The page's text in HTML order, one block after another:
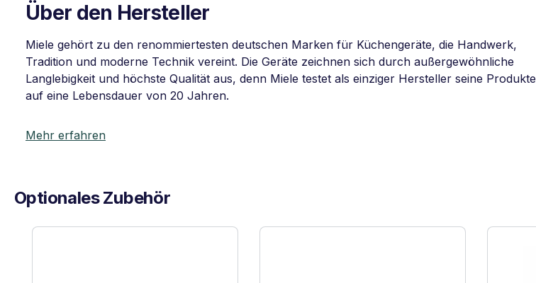
Über den Hersteller
Miele gehört zu den renommiertesten deutschen Marken für Küchengeräte, die Handwerk,
Tradition und moderne Technik vereint. Die Geräte zeichnen sich durch außergewöhnliche
Langlebigkeit und höchste Qualität aus, denn Miele testet als einziger Hersteller seine Produkte
auf eine Lebensdauer von 20 Jahren.
Mehr erfahren
Optionales Zubehör
Produktgalerie überspringen